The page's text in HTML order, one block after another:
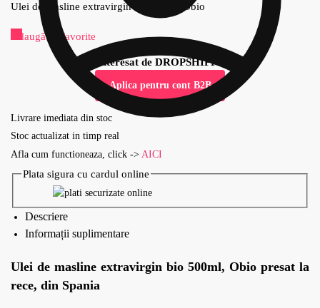
Ulei de masline extravirgin bio 500ml Obio
Adaugă la Favorite
Esti interesat de DROPSHIPPING?
Aplica pentru cont B2B
Livrare imediata din stoc
Stoc actualizat in timp real
Afla cum functioneaza, click -> AICI
Plata sigura cu cardul online
Descriere
Informații suplimentare
Ulei de masline extravirgin bio 500ml, Obio presat la
rece, din Spania